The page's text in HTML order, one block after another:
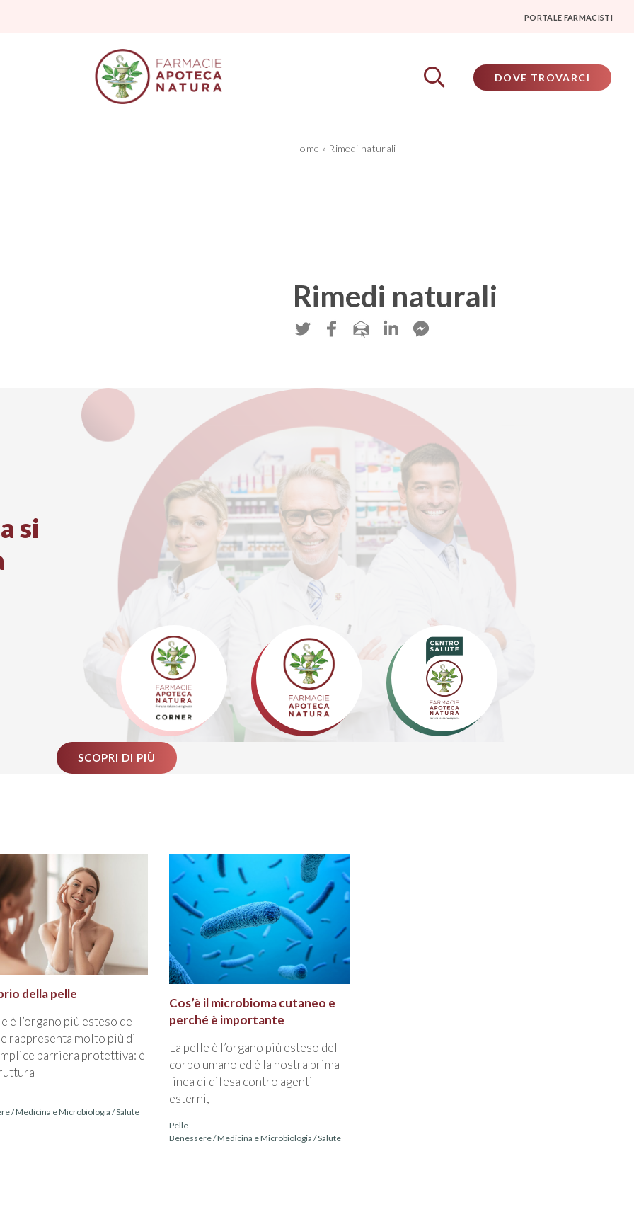
PORTALE FARMACISTI
DOVE TROVARCI
Home » Rimedi naturali
Rimedi naturali
twitterfacebook
mail linkedinfacebook messenger
si
SCOPRI DI PIÙ
della pelle
è l’organo più esteso del
rappresenta molto più di
barriera protettiva: è
/Medicina e Microbiologia /Salute
Cos’è il microbioma cutaneo e
perché è importante
La pelle è l’organo più esteso del
corpo umano ed è la nostra prima
linea di difesa contro agenti
esterni,
Pelle
Benessere/Medicina e Microbiologia /Salute